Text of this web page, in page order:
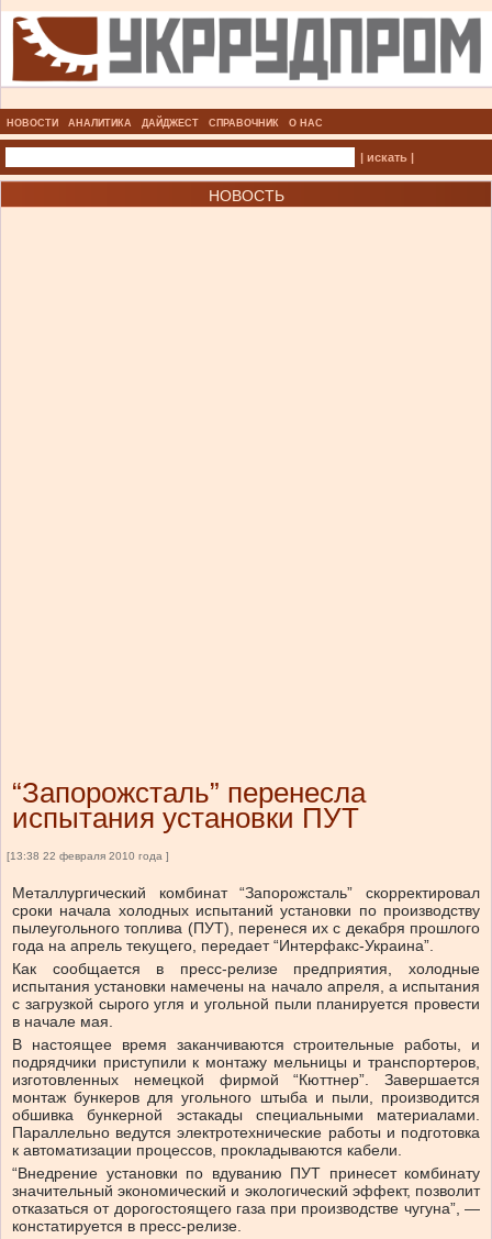
НОВОСТИ АНАЛИТИКА ДАЙДЖЕСТ СПРАВОЧНИК О НАС
| искать |
НОВОСТЬ
“Запорожсталь” перенесла
испытания установки ПУТ
[13:38 22 февраля 2010 года ]
Металлургический комбинат “Запорожсталь” скорректировал
сроки начала холодных испытаний установки по производству
пылеугольного топлива (ПУТ), перенеся их с декабря прошлого
года на апрель текущего, передает “Интерфакс-Украина”.
Как сообщается в пресс-релизе предприятия, холодные
испытания установки намечены на начало апреля, а испытания
с загрузкой сырого угля и угольной пыли планируется провести
в начале мая.
В настоящее время заканчиваются строительные работы, и
подрядчики приступили к монтажу мельницы и транспортеров,
изготовленных немецкой фирмой “Кюттнер”. Завершается
монтаж бункеров для угольного штыба и пыли, производится
обшивка бункерной эстакады специальными материалами.
Параллельно ведутся электротехнические работы и подготовка
к автоматизации процессов, прокладываются кабели.
“Внедрение установки по вдуванию ПУТ принесет комбинату
значительный экономический и экологический эффект, позволит
отказаться от дорогостоящего газа при производстве чугуна”, —
констатируется в пресс-релизе.